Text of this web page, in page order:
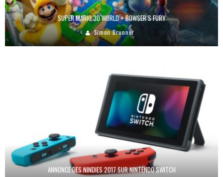
SUPER MARIO 3D WORLD + BOWSER’S FURY
Simon Brunner
ANNONCE DES NINDIES 2017 SUR NINTENDO SWITCH